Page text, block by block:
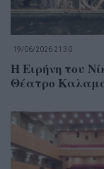
19/06/2026 21:30
Η Ειρήνη του
Θέατρο